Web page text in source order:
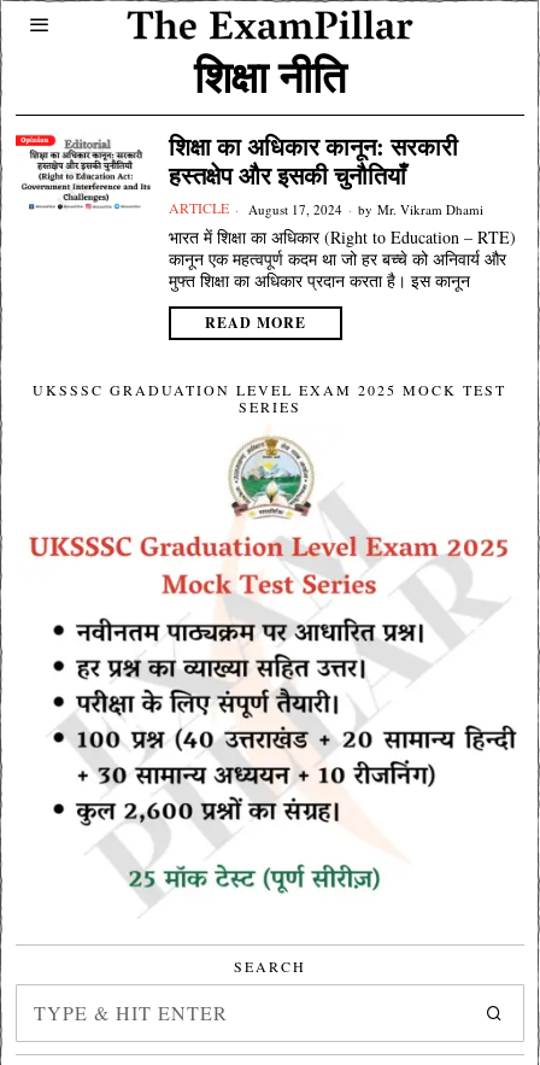
शिक्षा नीति
शिक्षा का अधिकार कानून: सरकारी
हस्तक्षेप और इसकी चुनौतियाँ
ARTICLE August 17, 2024 by Mr. Vikram Dhami
भारत में शिक्षा का अधिकार (Right to Education – RTE)
कानून एक महत्वपूर्ण कदम था जो हर बच्चे को अनिवार्य और
मुफ्त शिक्षा का अधिकार प्रदान करता है। इस कानून
READ MORE
UKSSSC GRADUATION LEVEL EXAM 2025 MOCK TEST
SERIES
SEARCH